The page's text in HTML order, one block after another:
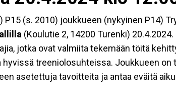
P15 (s. 2010) joukkueen (nykyinen P14)
(Koulutie 2, 14200 Turenki)
jotka ovat valmiita tekemään töitä
treeniolosuhteissa. Joukkueen on
asetettuja tavoitteita ja antaa eväitä